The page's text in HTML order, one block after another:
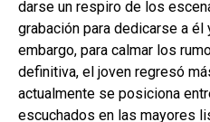
darse un respiro de los
grabación para dedicarse a
embargo, para calmar los
definitiva, el joven regresó
actualmente se posiciona
escuchados en las mayores